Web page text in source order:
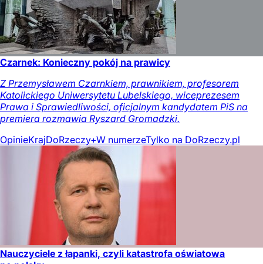
Czarnek: Konieczny pokój na prawicy
Z Przemysławem Czarnkiem, prawnikiem, profesorem
Katolickiego Uniwersytetu Lubelskiego, wiceprezesem
Prawa i Sprawiedliwości, oficjalnym kandydatem PiS na
premiera rozmawia Ryszard Gromadzki.
OpinieKrajDoRzeczy+W numerzeTylko na DoRzeczy.pl
Nauczyciele z łapanki, czyli katastrofa oświatowa